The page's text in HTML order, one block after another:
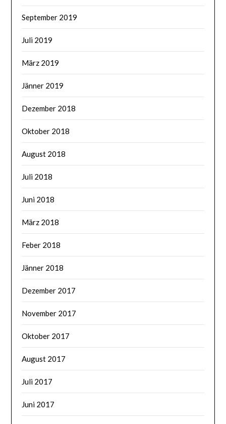
September 2019
Juli 2019
März 2019
Jänner 2019
Dezember 2018
Oktober 2018
August 2018
Juli 2018
Juni 2018
März 2018
Feber 2018
Jänner 2018
Dezember 2017
November 2017
Oktober 2017
August 2017
Juli 2017
Juni 2017